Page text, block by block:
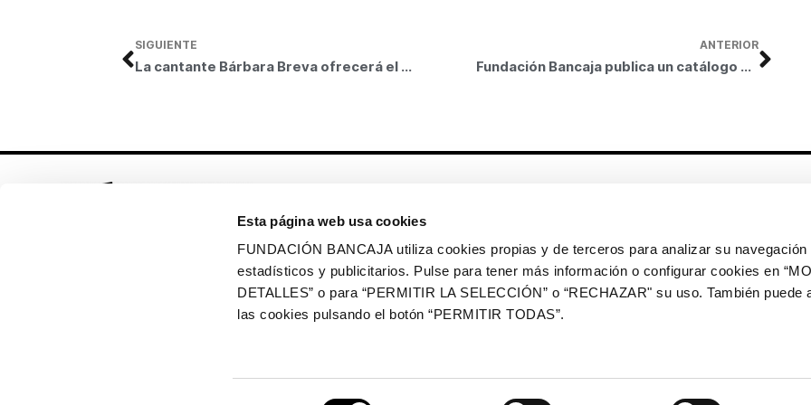
Esta página web usa cookies
FUNDACIÓN BANCAJA utiliza cookies propias y de terceros para analizar su navegación
estadísticos y publicitarios. Pulse para tener más información o configurar cookies en
DETALLES” o para “PERMITIR LA SELECCIÓN” o “RECHAZAR" su uso. También puede
las cookies pulsando el botón “PERMITIR TODAS”.
ANTERIOR
Fundación Bancaja publica un catálogo con las obras maestras de su colección artística
SIGUIENTE
La cantante Bárbara Breva ofrecerá el viernes 25 de mayo un concierto de jazz en la Fundación Bancaja
Colección de arte
Solicitud de imágenes de la
colección de arte
Publicaciones